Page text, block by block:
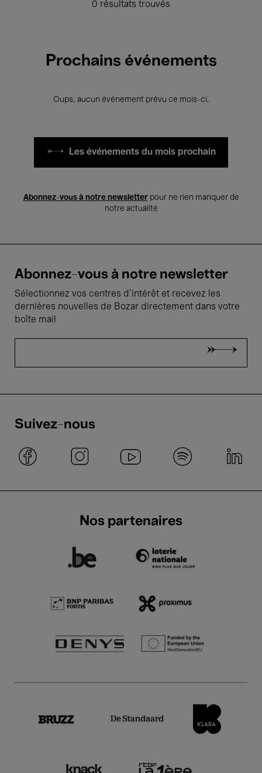
0 résultats trouvés
Prochains événements
Oups, aucun événement prévu ce mois-ci.
Les événements du mois prochain
Abonnez-vous à notre newsletterpour ne rien manquer de
notre actualité
Abonnez-vous à notre newsletter
Sélectionnez vos centres d'intérêt et recevez les
dernières nouvelles de Bozar directement dans votre
boîte mail
Suivez-nous
Nos partenaires